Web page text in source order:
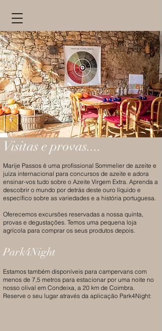
Visitas e provas....
Marije Passos é uma profissional Sommelier de azeite e
juíza internacional para concursos de azeite e adora
ensinar-vos tudo sobre o Azeite Virgem Extra. Aprenda a
descobrir o mundo por detrás deste ouro líquido e
específico sobre as variedades e a história portuguesa.
Oferecemos excursões reservadas a nossa quinta,
provas e degustações. Temos uma pequena loja
agrícola para comprar os seus produtos depois.
Park4Night
Estamos também disponíveis para campervans com
menos de 7,5 metros para estacionar por uma noite no
nosso olival em Condeixa, a 20 km de Coimbra.
Reserve o seu lugar através da aplicação Park4Night: